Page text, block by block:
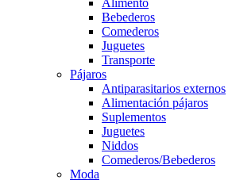
Alimento
Bebederos
Comederos
Juguetes
Transporte
Pájaros
Antiparasitarios externos
Alimentación pájaros
Suplementos
Juguetes
Niddos
Comederos/Bebederos
Moda